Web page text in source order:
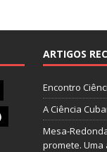
ARTIGOS
Encontro
A Ciência
Mesa-
promete. Uma